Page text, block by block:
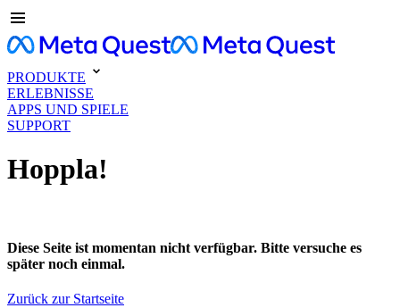
PRODUKTE
ERLEBNISSE
APPS UND SPIELE
SUPPORT
Hoppla!
Diese Seite ist momentan nicht verfügbar. Bitte versuche es
später noch einmal.
Zurück zur Startseite